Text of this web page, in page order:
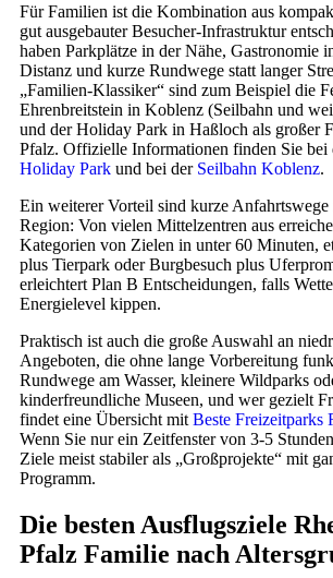
Für Familien ist die Kombination aus
gut ausgebauter Besucher-Infrastruktur
haben Parkplätze in der Nähe, Gastronomie
Distanz und kurze Rundwege statt langer
„Familien-Klassiker“ sind zum Beispiel die
Ehrenbreitstein in Koblenz (Seilbahn und
und der Holiday Park in Haßloch als großer
Pfalz. Offizielle Informationen finden Sie bei
Holiday Park und bei der Seilbahn Koblenz.
Ein weiterer Vorteil sind kurze Anfahrtswege
Region: Von vielen Mittelzentren aus
Kategorien von Zielen in unter 60 Minuten,
plus Tierpark oder Burgbesuch plus
erleichtert Plan B Entscheidungen, falls
Energielevel kippen.
Praktisch ist auch die große Auswahl an
Angeboten, die ohne lange Vorbereitung
Rundwege am Wasser, kleinere Wildparks
kinderfreundliche Museen, und wer gezielt
findet eine Übersicht mit Beste Freizeitparks
Wenn Sie nur ein Zeitfenster von 3-5
Ziele meist stabiler als „Großprojekte“ mit
Programm.
Die besten Ausflugsziele
Pfalz Familie nach